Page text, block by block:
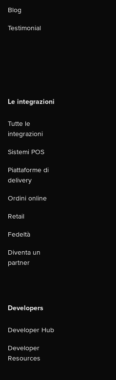
Blog
Testimonial
Le integrazioni
Tutte le
integrazioni
Sistemi POS
Piattaforme di
delivery
Ordini online
Retail
Fedeltà
Diventa un
partner
Developers
Developer Hub
Developer
Resources